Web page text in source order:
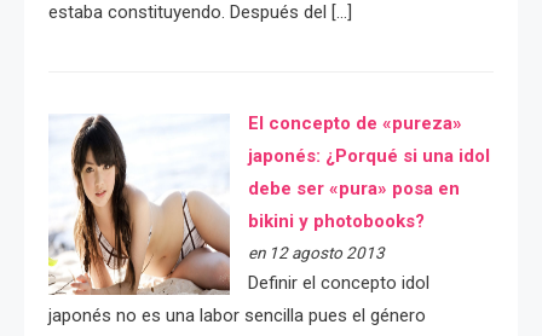
estaba constituyendo. Después del […]
El concepto de «pureza»
japonés: ¿Porqué si una idol
debe ser «pura» posa en
bikini y photobooks?
en 12 agosto 2013
Definir el concepto idol
japonés no es una labor sencilla pues el género